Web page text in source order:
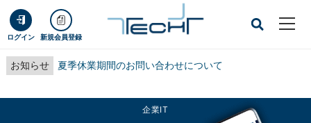
ログイン 新規会員登録
お知らせ 夏季休業期間のお問い合わせについて
企業IT